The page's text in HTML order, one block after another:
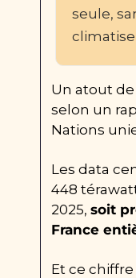
seule,
Un atout
selon un
Nations
Les data
448
2025, soit
France
Et ce